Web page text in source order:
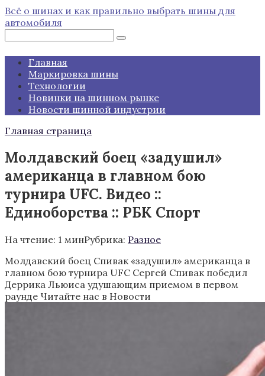
Перейти
к
Всё о шинах и как правильно выбрать шины для
автомобиля
Главная
Маркировка шины
Технологии
Новинки на шинном рынке
Новости шинной индустрии
Главная страница
Молдавский боец «задушил»
американца в главном бою
турнира UFC. Видео ::
Единоборства :: РБК Спорт
На чтение: 1 минРубрика: Разное
Молдавский боец Спивак «задушил» американца в
главном бою турнира UFC Сергей Спивак победил
Деррика Льюиса удушающим приемом в первом
раунде Читайте нас в Новости